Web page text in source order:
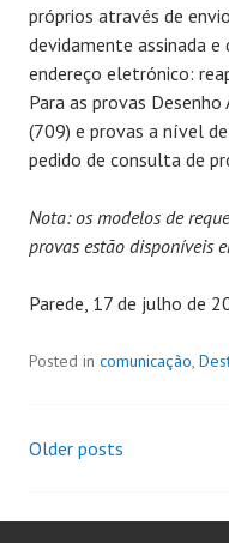
próprios através de
devidamente assinada
endereço eletrónico:
Para as provas
(709) e provas a nível
pedido de consulta de
Nota: os modelos de
provas estão disponíveis
Parede, 17 de julho de
Posted in comunicação,
Older posts